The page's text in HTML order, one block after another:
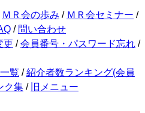
ＭＲ会の歩み / ＭＲ会セミナー /
/ 問い合わせ
更 /会員番号・パスワード忘れ /
覧 /紹介者数ランキング(会員
ク集 / 旧メニュー